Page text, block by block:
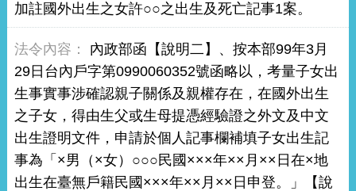
加註國外出生之女許○○之出生及死亡記事1案。
內政部函【說明二】、按本部99年3月
29日台內戶字第0990060352號函略以，考量子女出
生事實事涉確認親子關係及親權存在，在國外出生
之子女，得由生父或生母提憑經驗證之外文及中文
出生證明文件，申請於個人記事欄補填子女出生記
事為「×男（×女）○○○民國×××年××月××日在×地
出生在臺無戶籍民國×××年××月××日申登。」【說